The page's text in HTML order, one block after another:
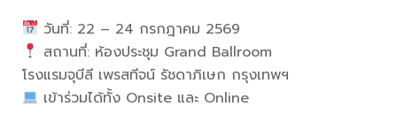
วันที่: 22 – 24 กรกฎาคม 2569
สถานที่: ห้องประชุม Grand Ballroom
โรงแรมจุบีลี เพรสทีจน์ รัชดาภิเษก กรุงเทพฯ
เข้าร่วมได้ทั้ง Onsite และ Online